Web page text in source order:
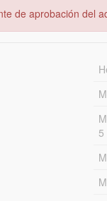
de aprobación del
5